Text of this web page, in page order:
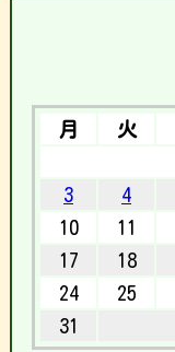
月 火
3
4
10
11
17
18
24
25
31